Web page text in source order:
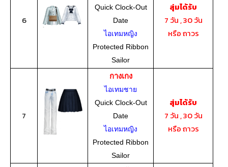
6
Quick Clock-Out
Date
ไอเทมหญิง
Protected Ribbon
Sailor
สุ่มได้รับ
7 วัน , 30 วัน
หรือ ถาวร
7
กางเกง
ไอเทมชาย
Quick Clock-Out
Date
ไอเทมหญิง
Protected Ribbon
Sailor
สุ่มได้รับ
7 วัน , 30 วัน
หรือ ถาวร